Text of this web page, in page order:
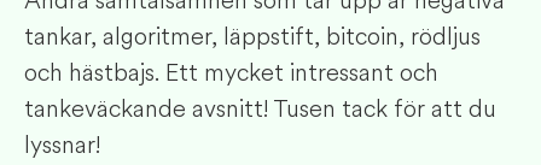
tankar, algoritmer, läppstift, bitcoin, rödljus
och hästbajs. Ett mycket intressant och
tankeväckande avsnitt! Tusen tack för att du
lyssnar!